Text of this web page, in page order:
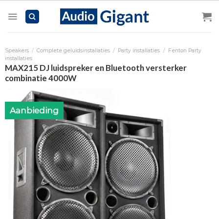
Speakers / Complete geluidsinstallaties / Party installaties / Fenton Party
installaties
MAX215 DJ luidspreker en Bluetooth versterker
combinatie 4000W
Aanbieding